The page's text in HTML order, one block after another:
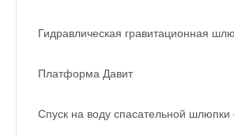
Гидравлическая гравитационная
Платформа Давит